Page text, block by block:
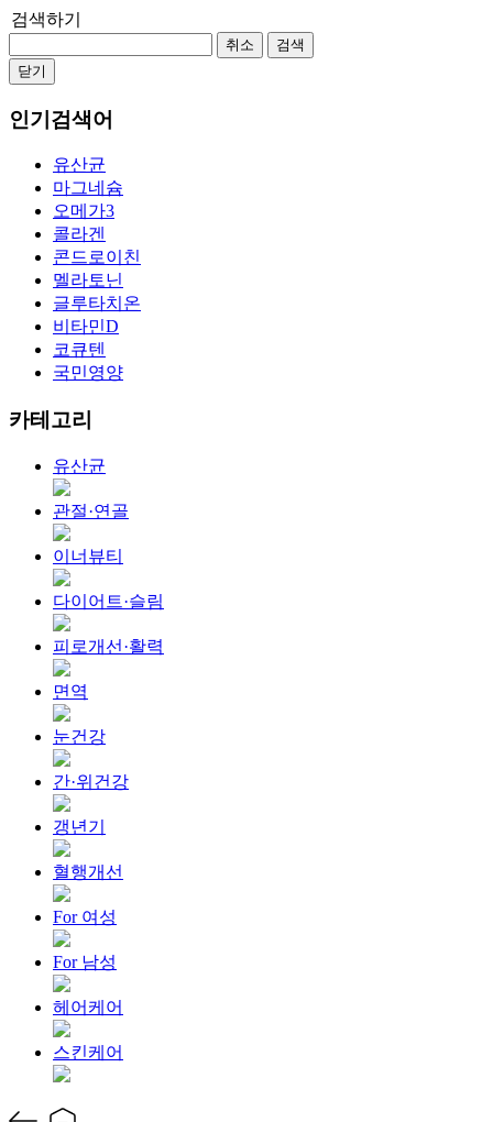
검색하기
취소
검색
닫기
인기검색어
유산균
마그네슘
오메가3
콜라겐
콘드로이친
멜라토닌
글루타치온
비타민D
코큐텐
국민영양
카테고리
유산균
관절·연골
이너뷰티
다이어트·슬림
피로개선·활력
면역
눈건강
간·위건강
갱년기
혈행개선
For 여성
For 남성
헤어케어
스킨케어